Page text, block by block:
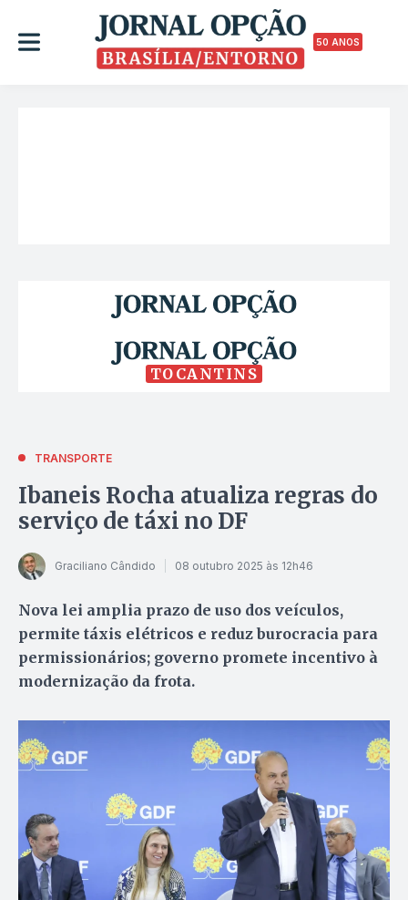
50 ANOS
TOCANTINS
TRANSPORTE
Ibaneis Rocha atualiza regras do
serviço de táxi no DF
Graciliano Cândido 08 outubro 2025 às 12h46
Nova lei amplia prazo de uso dos veículos,
permite táxis elétricos e reduz burocracia para
permissionários; governo promete incentivo à
modernização da frota.